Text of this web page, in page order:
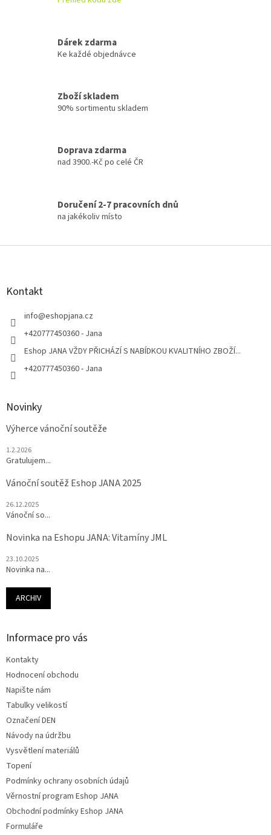
y
s
Dárek zdarma
Ke každé objednávce
Zboží skladem
90% sortimentu skladem
Doprava zdarma
nad 3900.-Kč po celé ČR
Doručení 2-7 pracovních dnů
na jakékoliv místo
Z
Kontakt
info@eshopjana.cz
+420777450360 - Jana
Eshop JANA VŽDY PŘICHÁZÍ S NABÍDKOU KVALITNÍHO ZBOŽÍ...
+420777450360 - Jana
Novinky
Výherce vánoční soutěže
1.2.2026
Gratulujem...
Vánoční soutěž Eshop JANA 2025
26.12.2025
Vánoční so...
Novinka na Eshopu JANA: Vitamíny JML
23.10.2025
Novinka na...
ARCHIV
Informace pro vás
Kontakty
Hodnocení obchodu
Napište nám
Tabulky velikostí
Označení DEN
Návody na údržbu
Vysvětlení materiálů
Topení
Podmínky ochrany osobních údajů
Věrnostní program Eshop JANA
Obchodní podmínky Eshop JANA
Formuláře